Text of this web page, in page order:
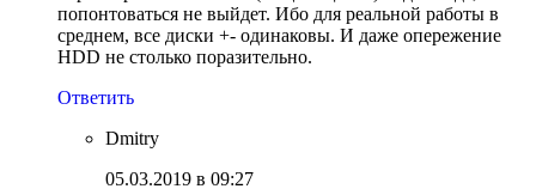
попонтоваться не выйдет. Ибо для реальной работы в
среднем, все диски +- одинаковы. И даже опережение
HDD не столько поразительно.
Ответить
Dmitry
05.03.2019 в 09:27